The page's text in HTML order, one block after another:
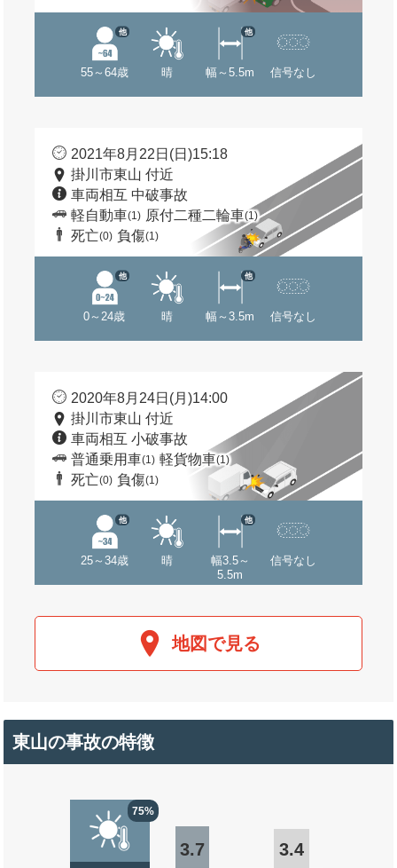
55～64歳
他
晴 幅～5.5m
他
信号なし
2021年8月22日(日)15:18
掛川市東山 付近
車両相互 中破事故
軽自動車(1) 原付二種二輪車(1)
死亡(0) 負傷(1)
0～24歳
他
晴 幅～3.5m
他
信号なし
2020年8月24日(月)14:00
掛川市東山 付近
車両相互 小破事故
普通乗用車(1) 軽貨物車(1)
死亡(0) 負傷(1)
25～34歳
他
晴
幅3.5～
5.5m
他
信号なし
地図で見る
東山の事故の特徴
75%
3.7 3.4